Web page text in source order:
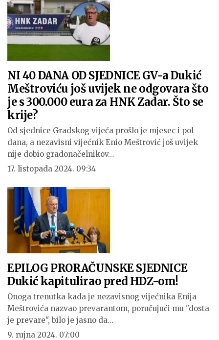
NI 40 DANA OD SJEDNICE GV-a Dukić
Meštroviću još uvijek ne odgovara što
je s 300.000 eura za HNK Zadar. Što se
krije?
Od sjednice Gradskog vijeća prošlo je mjesec i pol
dana, a nezavisni vijećnik Enio Meštrović još uvijek
nije dobio gradonačelnikov…
17. listopada 2024. 09:34
EPILOG PRORAČUNSKE SJEDNICE
Dukić kapitulirao pred HDZ-om!
Onoga trenutka kada je nezavisnog vijećnika Enija
Meštrovića nazvao prevarantom, poručujući mu "dosta
je prevare", bilo je jasno da…
9. rujna 2024. 07:00